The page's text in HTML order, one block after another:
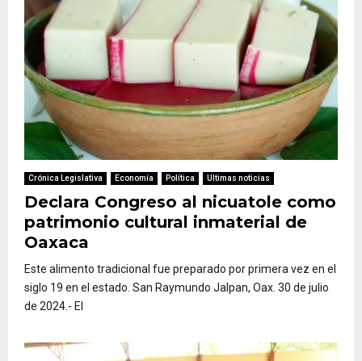
Crónica Legislativa Economía Política Ultimas noticias
Declara Congreso al nicuatole como
patrimonio cultural inmaterial de
Oaxaca
Este alimento tradicional fue preparado por primera vez en el
siglo 19 en el estado. San Raymundo Jalpan, Oax. 30 de julio
de 2024.- El